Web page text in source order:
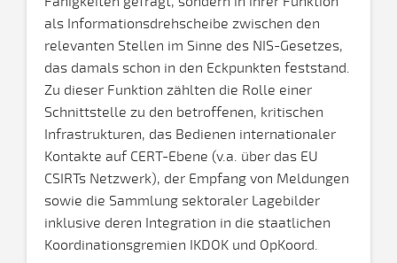
als Informationsdrehscheibe zwischen den
relevanten Stellen im Sinne des NIS-Gesetzes,
das damals schon in den Eckpunkten feststand.
Zu dieser Funktion zählten die Rolle einer
Schnittstelle zu den betroffenen, kritischen
Infrastrukturen, das Bedienen internationaler
Kontakte auf CERT-Ebene (v.a. über das EU
CSIRTs Netzwerk), der Empfang von Meldungen
sowie die Sammlung sektoraler Lagebilder
inklusive deren Integration in die staatlichen
Koordinationsgremien IKDOK und OpKoord.